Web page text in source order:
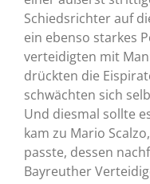
Schiedsrichter auf
ein ebenso starkes
verteidigten mit
drückten die
schwächten sich
Und diesmal sollte
kam zu Mario
passte, dessen
Bayreuther